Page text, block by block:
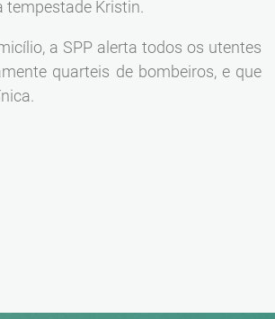
tempestade Kristin.
a SPP alerta todos os utentes
quarteis de bombeiros, e que